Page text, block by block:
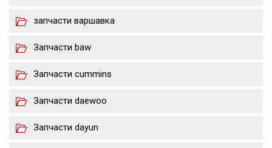
запчасти варшавка
Запчасти baw
Запчасти cummins
Запчасти daewoo
Запчасти dayun